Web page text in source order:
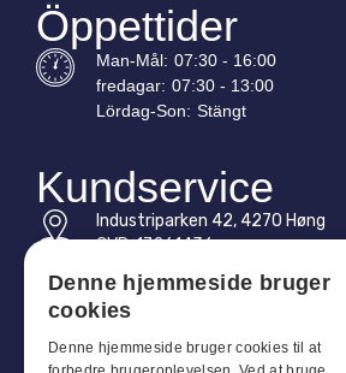
Öppettider
Man-Mål: 07:30 - 16:00
fredagar: 07:30 - 13:00
Lördag-Son: Stängt
Kundservice
Industriparken 42, 4270 Høng
CVR: 17261436
Tel: +45 4396 4122
Denne hjemmeside bruger
cookies
Denne hjemmeside bruger cookies til at